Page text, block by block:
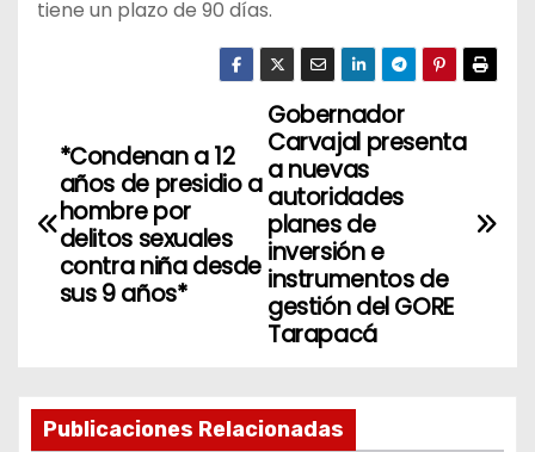
tiene un plazo de 90 días.
v
c
Gobernador
Carvajal presenta
a nuevas
autoridades
planes de
inversión e
instrumentos de
gestión del GORE
Tarapacá
*Condenan a 12
años de presidio a
hombre por
delitos sexuales
contra niña desde
sus 9 años*
Publicaciones Relacionadas